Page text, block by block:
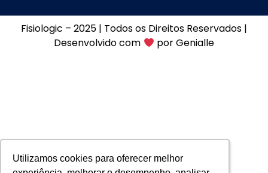
Utilizamos cookies para oferecer melhor
Utilizamos cookies para oferecer melhor
Fisiologic – 2025 | Todos os Direitos Reservados |
Desenvolvido com
porGenialle